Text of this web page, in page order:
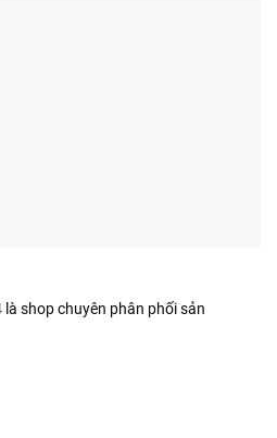
shop chuyên phân phối sản